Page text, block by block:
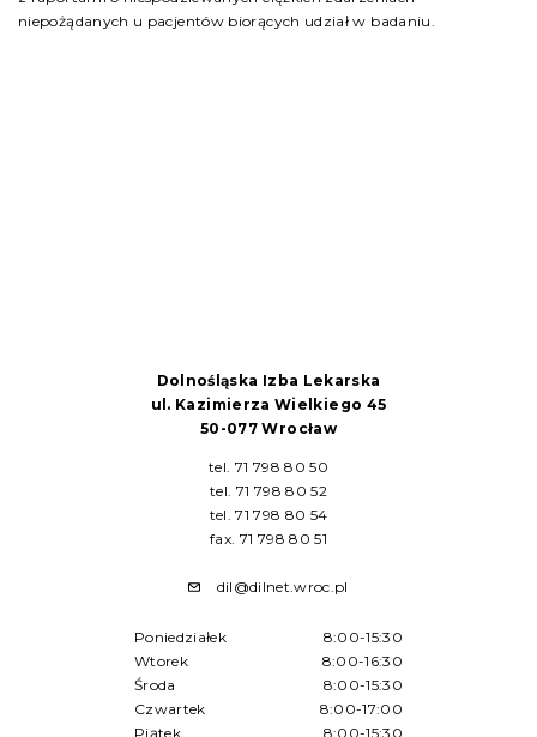
niepożądanych u pacjentów biorących udział w badaniu.
Dolnośląska Izba Lekarska
ul. Kazimierza Wielkiego 45
50-077 Wrocław
tel. 71 798 80 50
tel. 71 798 80 52
tel. 71 798 80 54
fax. 71 798 80 51
dil@dilnet.wroc.pl
Poniedziałek
8:00-15:30
Wtorek
8:00-16:30
Środa
8:00-15:30
Czwartek
8:00-17:00
Piątek
8:00-15:30